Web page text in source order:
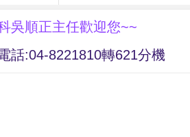
吳順正主任歡迎您~~
話:04-8221810轉621分機